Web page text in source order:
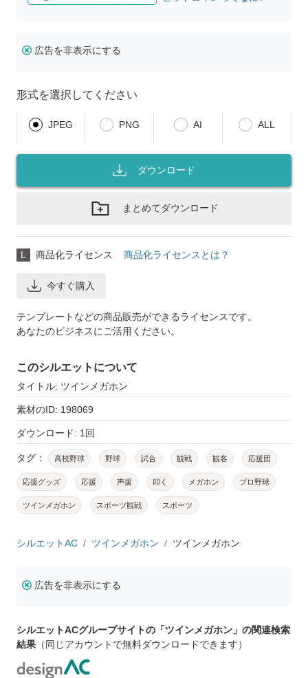
広告を非表示にする
形式を選択してください
JPEG PNG AI ALL
ダウンロード
まとめてダウンロード
L 商品化ライセンス 商品化ライセンスとは？
今すぐ購入
テンプレートなどの商品販売ができるライセンスです。
あなたのビジネスにご活用ください。
このシルエットについて
タイトル: ツインメガホン
素材のID: 198069
ダウンロード: 1回
タグ： 高校野球 野球 試合 観戦 観客 応援団
応援グッズ 応援 声援 叩く メガホン プロ野球
ツインメガホン スポーツ観戦 スポーツ
シルエットAC ツインメガホン ツインメガホン
広告を非表示にする
シルエットACグループサイトの「ツインメガホン」の関連検索
結果 （同じアカウントで無料ダウンロードできます）